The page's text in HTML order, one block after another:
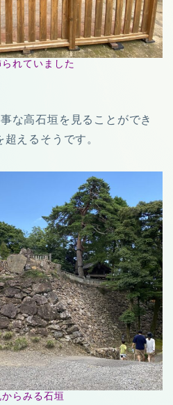
れていました
な高石垣を見ることができ
えるそうです。
からみる石垣